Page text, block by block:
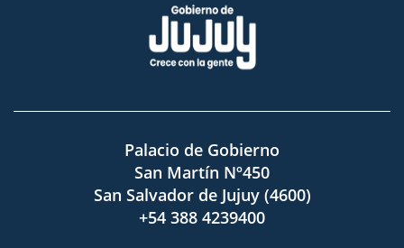
Palacio de Gobierno
San Martín Nº450
San Salvador de Jujuy (4600)
+54 388 4239400